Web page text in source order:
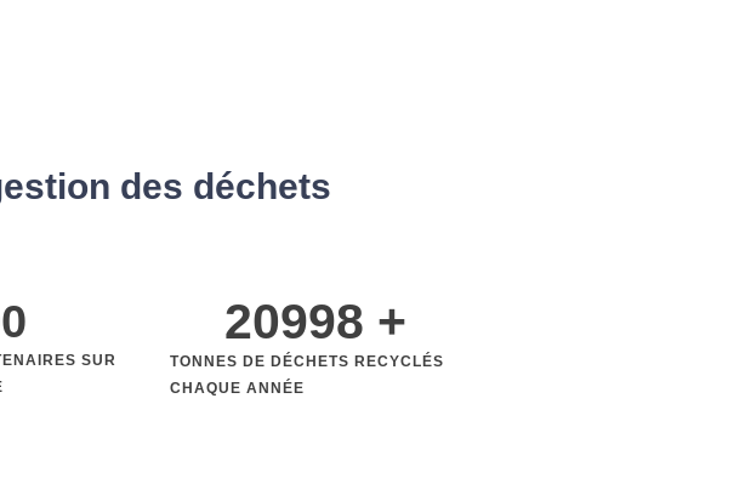
des déchets
SUR
TONNES DE DÉCHETS RECYCLÉS
CHAQUE ANNÉE
20998 +